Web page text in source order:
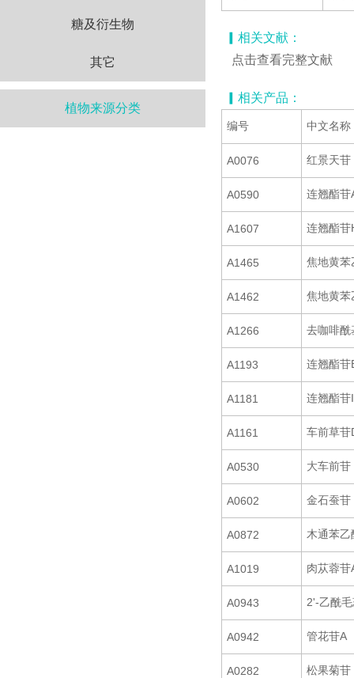
糖及衍生物
其它
植物来源分类
▎相关文献：
点击查看完整文献
▎相关产品：
编号 中文名称
A0076 红景天苷
A0590 连翘酯苷
A1607 连翘酯苷
A1465 焦地黄苯
A1462 焦地黄苯
A1266 去咖啡酰
A1193 连翘酯苷
A1181 连翘酯苷I
A1161 车前草苷
A0530 大车前苷
A0602 金石蚕苷
A0872 木通苯乙
A1019 肉苁蓉苷
A0943 2'-乙酰
A0942 管花苷A
A0282 松果菊苷